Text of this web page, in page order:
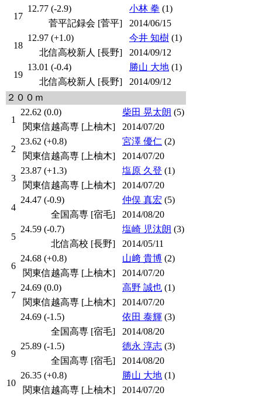
17
12.77 (-2.9) 小林 拳 (1)
菅平記録会 [菅平]
2014/06/15
18
12.97 (+1.0) 今井 知樹 (1)
北信高校新人 [長野]
2014/09/12
19
13.01 (-0.4) 勝山 大地 (1)
北信高校新人 [長野]
2014/09/12
２００ｍ
1
22.62 (0.0) 柴田 晃太朗 (5)
関東信越高専 [上柚木]
2014/07/20
2
23.62 (+0.8) 宮澤 優仁 (2)
関東信越高専 [上柚木]
2014/07/20
3
23.87 (+1.3) 塩原 久登 (1)
関東信越高専 [上柚木]
2014/07/20
4
24.47 (-0.9) 仲俣 真宏 (5)
全国高専 [宿毛]
2014/08/20
5
24.59 (-0.7) 塩崎 児汰朗 (3)
北信高校 [長野]
2014/05/11
6
24.68 (+0.8) 山﨑 貴博 (2)
関東信越高専 [上柚木]
2014/07/20
7
24.69 (0.0) 高野 誠也 (1)
関東信越高専 [上柚木]
2014/07/20
24.69 (-1.5)
依田 泰輝 (3)
全国高専 [宿毛]
2014/08/20
9
25.89 (-1.5) 徳永 淳志 (3)
全国高専 [宿毛]
2014/08/20
10
26.35 (+0.8) 勝山 大地 (1)
関東信越高専 [上柚木]
2014/07/20